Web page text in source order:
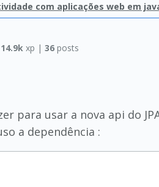
com aplicações web em
14.9k xp |36 posts
para usar a nova api do
a dependência :